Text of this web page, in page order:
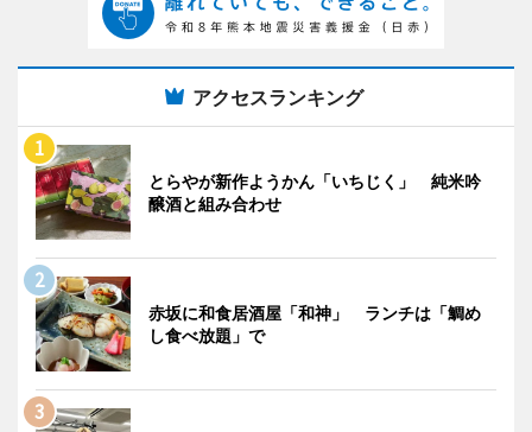
アクセスランキング
とらやが新作ようかん「いちじく」 純米吟
醸酒と組み合わせ
赤坂に和食居酒屋「和神」 ランチは「鯛め
し食べ放題」で